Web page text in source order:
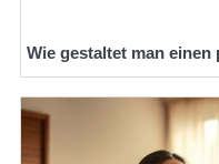
Wie gestaltet man